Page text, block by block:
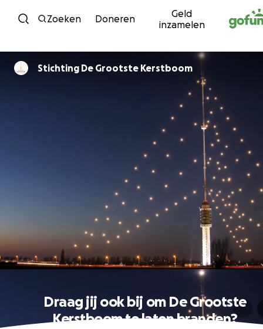
Ga naar inhoud
Zoeken Doneren
Geld
inzamelen
Stichting De Grootste Kerstboom
Draag jij ook bij om De Grootste
Kerstboom te laten branden?